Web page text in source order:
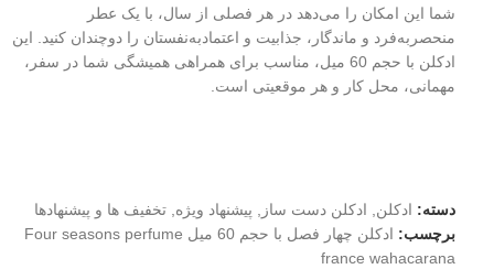
شما این امکان را می‌دهد در هر فصلی از سال، با یک عطر
منحصربه‌فرد و ماندگار، جذابیت و اعتمادبه‌نفستان را دوچندان کنید. این
ادکلن با حجم 60 میل، مناسب برای همراهی همیشگی شما در سفر،
مهمانی، محل کار و هر موقعیتی است.
دسته: ادکلن, ادکلن دست ساز , پیشنهاد ویژه, تخفیف ها و پیشنهادها
برچسب:
ادکلن چهار فصل با حجم 60 میل Four seasons perfume
france wahacarana